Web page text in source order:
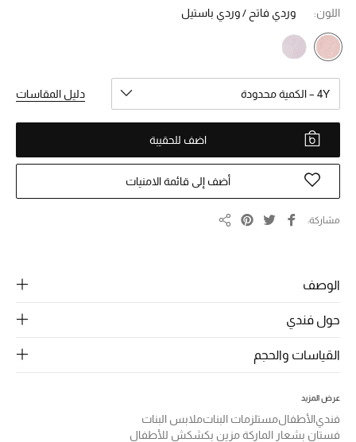
ما وصلنا حديثاً
ما وصلنا حديثاً
الموسم الجديد
النساء
الحقائب النسائية
أحذية النسائية
الجمال
الأطفال
المجوهرات
اللون: وردي فاتح / وردي باستيل
4Y – الكمية محدودة دليل المقاسات
اضف للحقيبة
أضف إلى قائمة الامنيات
مشاركة
الوصف
حول فندي
القياسات والحجم
عرض المزيد
فنديالأطفالمستلزمات البناتملابس البنات
فستان بشعار الماركة مزين بكشكش للأطفال